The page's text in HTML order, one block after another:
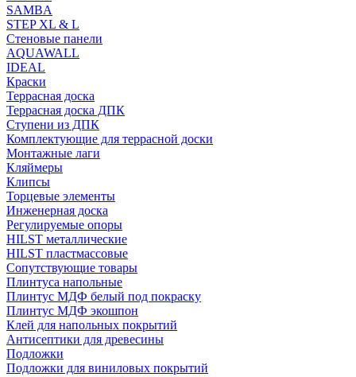
SAMBA
STEP XL & L
Стеновые панели
AQUAWALL
IDEAL
Краски
Террасная доска
Террасная доска ДПК
Ступени из ДПК
Комплектующие для террасной доски
Монтажные лаги
Кляймеры
Клипсы
Торцевые элементы
Инженерная доска
Регулируемые опоры
HILST металлические
HILST пластмассовые
Сопутствующие товары
Плинтуса напольные
Плинтус МДФ белый под покраску
Плинтус МДФ экошпон
Клей для напольных покрытий
Антисептики для древесины
Подложки
Подложки для виниловых покрытий